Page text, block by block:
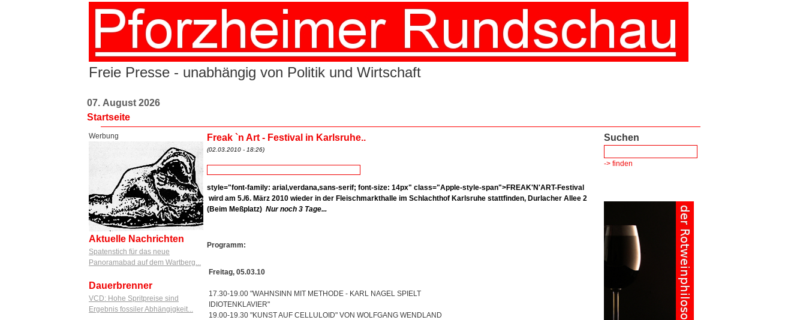
Freie Presse - unabhängig von Politik und Wirtschaft
07. August 2026
Startseite
Werbung
Aktuelle Nachrichten
Spatenstich für das neue
Panoramabad auf dem Wartberg...
Dauerbrenner
VCD: Hohe Spritpreise sind
Ergebnis fossiler Abhängigkeit...
Freak `n Art - Festival in Karlsruhe..
(02.03.2010 - 18:26)
style="font-family: arial,verdana,sans-serif; font-size: 14px" class="Apple-style-span">FREAK'N'ART-Festival
wird am 5./6. März 2010 wieder in der Fleischmarkthalle im Schlachthof Karlsruhe stattfinden, Durlacher Allee 2
(Beim Meßplatz) Nur noch 3 Tage...
Programm:
Freitag, 05.03.10
17.30-19.00 "WAHNSINN MIT METHODE - KARL NAGEL SPIELT
IDIOTENKLAVIER"
19.00-19.30 "KUNST AUF CELLULOID" VON WOLFGANG WENDLAND
Suchen
-> finden